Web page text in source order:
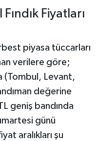
Fiyatları
piyasa tüccarları
verilere göre;
(Tombul, Levant,
değerine
geniş bandında
günü
aralıkları şu